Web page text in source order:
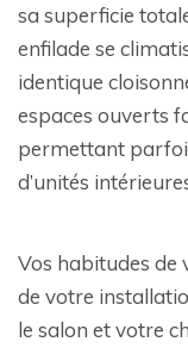
sa superficie
enfilade se
identique
espaces ouverts
permettant
d’unités
Vos habitudes de
de votre
le salon et votre